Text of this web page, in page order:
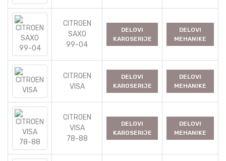
CITROEN
SAXO
99-04
DELOVI
KAROSERIJE
DELOVI
MEHANIKE
CITROEN
VISA
DELOVI
KAROSERIJE
DELOVI
MEHANIKE
CITROEN
VISA
78-88
DELOVI
KAROSERIJE
DELOVI
MEHANIKE